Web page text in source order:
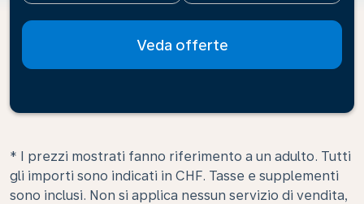
Veda offerte
* I prezzi mostrati fanno riferimento a un adulto. Tutti
gli importi sono indicati in CHF. Tasse e supplementi
sono inclusi. Non si applica nessun servizio di vendita,